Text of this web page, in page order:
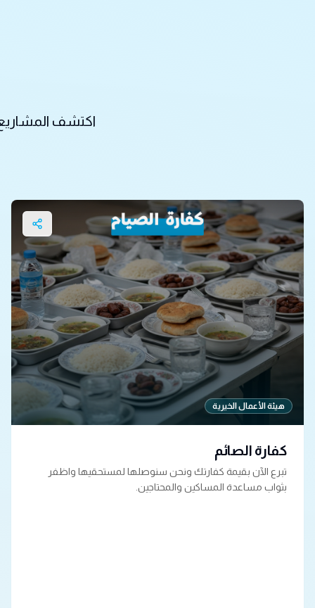
اكتشف المشاريع
هيئة الأعمال الخيرية
كفارة الصائم
تبرع الآن بقيمة كفارتك ونحن سنوصلها لمستحقيها واظفر
بثواب مساعدة المساكين والمحتاجين.